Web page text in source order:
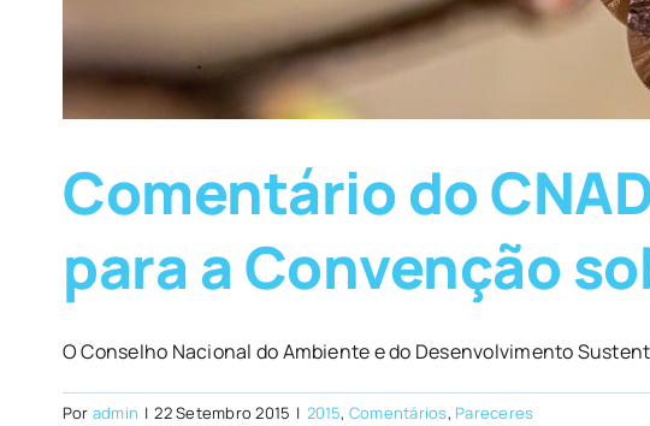
Comentário do
para a Convenção
O Conselho Nacional do Ambiente e do Desenvolvimento
Por admin | 22 Setembro 2015 | 2015, Comentários, Pareceres